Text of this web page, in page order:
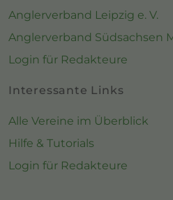
Anglerverband Leipzig e. V.
Anglerverband Südsachsen
Login für Redakteure
Interessante Links
Alle Vereine im Überblick
Hilfe & Tutorials
Login für Redakteure